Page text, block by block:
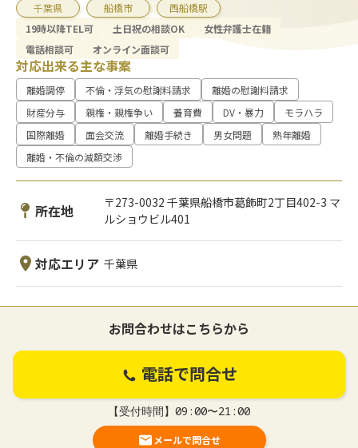
千葉県 船橋市
西船橋駅
19時以降TEL可
土日祝の相談OK
女性弁護士在籍
電話相談可
オンライン面談可
対応出来る主な事案
離婚調停 不倫・浮気の慰謝料請求
離婚の慰謝料請求
財産分与
親権・親権争い 養育費 DV・暴力
モラハラ
国際離婚
面会交流 離婚手続き 男女問題
熟年離婚
離婚・不倫の減額交渉
所在地
〒273-0032 千葉県船橋市葛飾町2丁目402-3 マ
ルショウビル401
対応エリア 千葉県
お問合わせはこちらから
電話で問合せ
【受付時間】09:00〜21:00
メールで問合せ